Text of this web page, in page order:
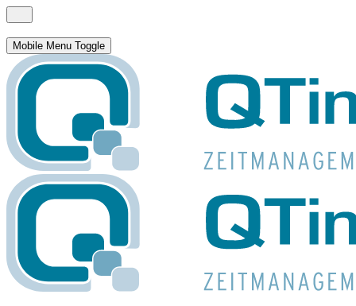
Mobile Menu Toggle